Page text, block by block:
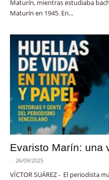
Maturín, mientras estudiaba
Maturín en 1945. En...
Evaristo Marín: una
- 26/09/2025
VÍCTOR SUÁREZ - El periodista